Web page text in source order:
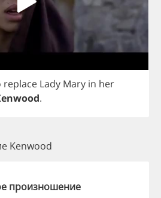
replace Lady Mary in her
.
Kenwood
произношение